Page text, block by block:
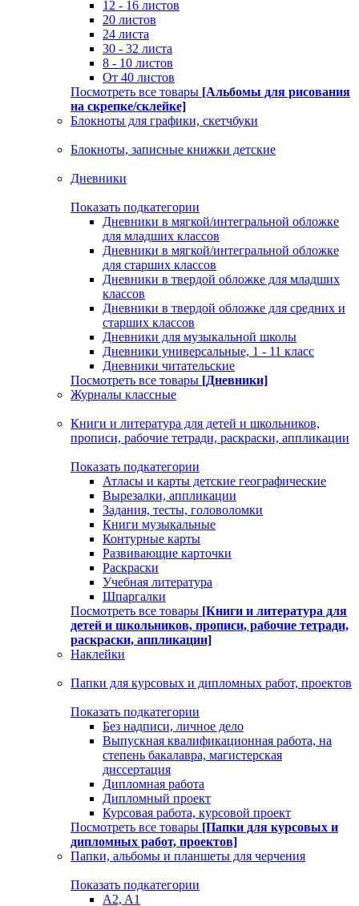
12 - 16 листов
20 листов
24 листа
30 - 32 листа
8 - 10 листов
От 40 листов
Посмотреть все товары [Альбомы для рисования
на скрепке/склейке]
Блокноты для графики, скетчбуки
Блокноты, записные книжки детские
Дневники
Показать подкатегории
Дневники в мягкой/интегральной обложке
для младших классов
Дневники в мягкой/интегральной обложке
для старших классов
Дневники в твердой обложке для младших
классов
Дневники в твердой обложке для средних и
старших классов
Дневники для музыкальной школы
Дневники универсальные, 1 - 11 класс
Дневники читательские
Посмотреть все товары [Дневники]
Журналы классные
Книги и литература для детей и школьников,
прописи, рабочие тетради, раскраски, аппликации
Показать подкатегории
Атласы и карты детские географические
Вырезалки, аппликации
Задания, тесты, головоломки
Книги музыкальные
Контурные карты
Развивающие карточки
Раскраски
Учебная литература
Шпаргалки
Посмотреть все товары [Книги и литература для
детей и школьников, прописи, рабочие тетради,
раскраски, аппликации]
Наклейки
Папки для курсовых и дипломных работ, проектов
Показать подкатегории
Без надписи, личное дело
Выпускная квалификационная работа, на
степень бакалавра, магистерская
диссертация
Дипломная работа
Дипломный проект
Курсовая работа, курсовой проект
Посмотреть все товары [Папки для курсовых и
дипломных работ, проектов]
Папки, альбомы и планшеты для черчения
Показать подкатегории
A2, A1